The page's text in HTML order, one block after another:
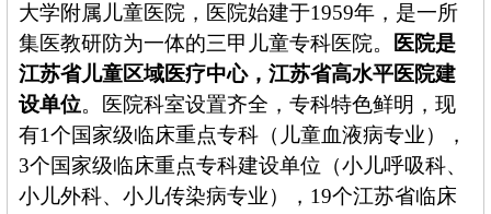
大学附属儿童医院，医院始建于1959年， 是一所
集医教研防为一体的三甲儿童专科医院。
医院是
江苏省儿童区域医疗中心，江苏省高水平医院建
设单位。 医院科室设置齐全，专科特色鲜明 ，现
有1个国家级临床重点专科（儿童血液病专业），
3个国家级临床重点专科建设单位（小儿呼吸科、
小儿外科、小儿传染病专业），19个江苏省临床